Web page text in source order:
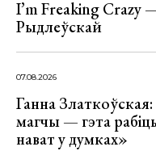
I’m Freaking Crazy
Рыдлеўскай
07.08.2026
Ганна
магчы — гэта
нават у думках»